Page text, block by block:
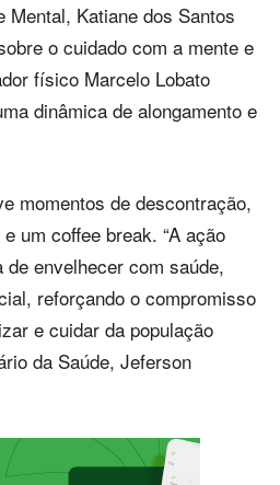
Mental, Katiane dos Santos
o cuidado com a mente e
físico Marcelo Lobato
dinâmica de alongamento e
momentos de descontração,
um coffee break. “A ação
envelhecer com saúde,
reforçando o compromisso
e cuidar da população
da Saúde, Jeferson